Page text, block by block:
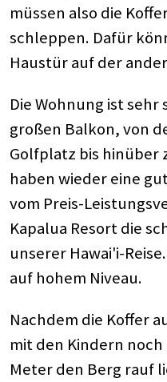
müssen also die
schleppen. Dafür
Haustür auf der
Die Wohnung ist
großen Balkon, von
Golfplatz bis hinüber
haben wieder eine
vom Preis-
Kapalua Resort die
unserer Hawai'i-
auf hohem Niveau.
Nachdem die Koffer
mit den Kindern
Meter den Berg rauf